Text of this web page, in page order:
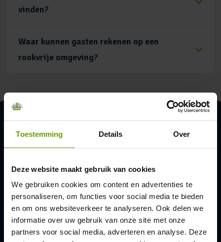
Toestemming Details Over
Deze website maakt gebruik van cookies
We gebruiken cookies om content en advertenties te
personaliseren, om functies voor social media te bieden
en om ons websiteverkeer te analyseren. Ook delen we
informatie over uw gebruik van onze site met onze
partners voor social media, adverteren en analyse. Deze
vinden?
Waar kunnen gasten rekenen op een
rookvrije omgeving?
Adres & contact
Camping De Heldense Bossen
De Heldense Bossen 6
5988 NH Helden